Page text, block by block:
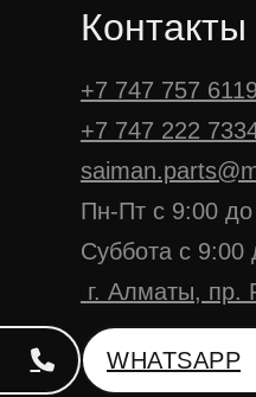
Контакты
+7 747 757 6119
+7 747 222
Пн-Пт с 9:00
Суббота с 9:00
г. Алматы, пр.
WHATSAPP